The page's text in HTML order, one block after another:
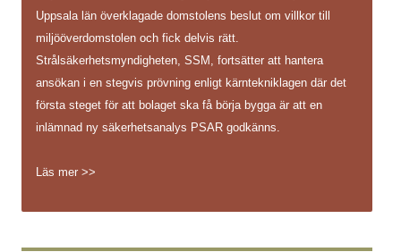
Uppsala län överklagade domstolens beslut om villkor till
miljööverdomstolen och fick delvis rätt.
Strålsäkerhetsmyndigheten, SSM, fortsätter att hantera
ansökan i en stegvis prövning enligt kärntekniklagen där det
första steget för att bolaget ska få börja bygga är att en
inlämnad ny säkerhetsanalys PSAR godkänns.
Läs mer >>